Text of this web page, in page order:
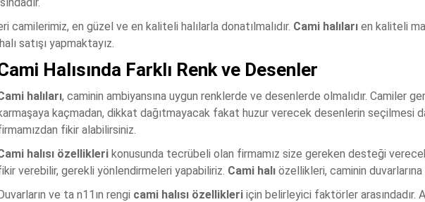
en güzel ve en kaliteli halılarla donatılmalıdır. Cami halıları en kaliteli
satışı yapmaktayız.
Halısında Farklı Renk ve Desenler
halıları, caminin ambiyansına uygun renklerde ve desenlerde olmalıdır. Camiler
kaçmadan, dikkat dağıtmayacak fakat huzur verecek desenlerin seçilmesi
fikir alabilirsiniz.
halısı özellikleri konusunda tecrübeli olan firmamız size gereken desteği
verebilir, gerekli yönlendirmeleri yapabiliriz. Cami halı özellikleri, caminin
ve ta n11ın rengi cami halısı özellikleri için belirleyici faktörler arasındadır.